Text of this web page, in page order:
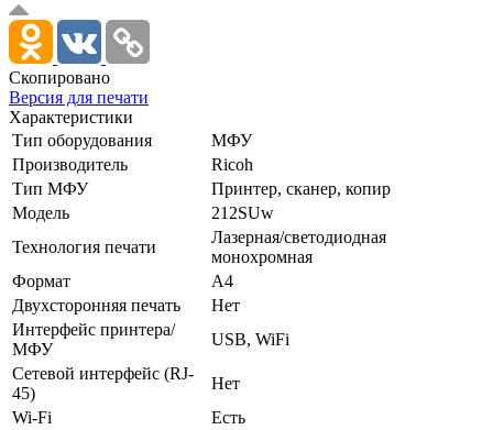
Скопировано
Версия для печати
Характеристики
Тип оборудования
МФУ
Производитель
Ricoh
Тип МФУ
Принтер, сканер, копир
Модель
212SUw
Технология печати
Лазерная/­светодиодная
монохромная
Формат
A4
Двухсторонняя печать
Нет
Интерфейс принтера/
МФУ
USB, WiFi
Сетевой интерфейс (RJ-
45)
Нет
Wi-Fi
Есть